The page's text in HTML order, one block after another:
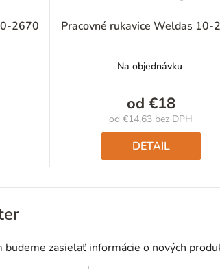
2670 Pracovné rukavice Weldas 10-
Na objednávku
od €18
od €14,63 bez DPH
Jednotková
cena:
DETAIL
zasielať informácie o nových